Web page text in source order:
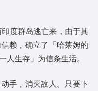
度群岛逃亡来，由于其
赖，确立了「哈莱姆的
生存」为信条生活。
手，消灭敌人。只要下